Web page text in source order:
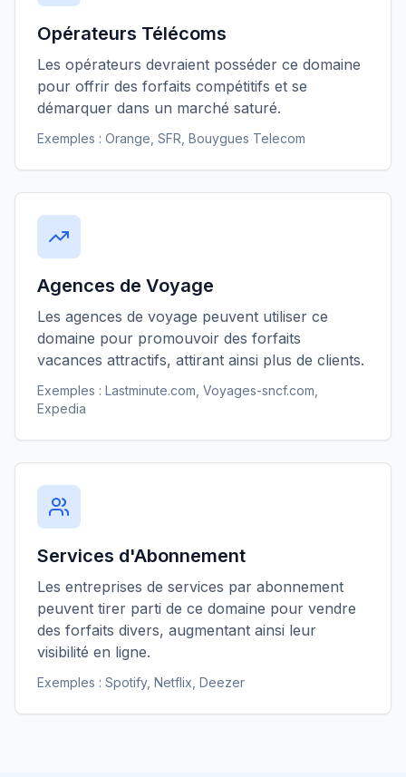
Opérateurs Télécoms
Les opérateurs devraient posséder ce domaine
pour offrir des forfaits compétitifs et se
démarquer dans un marché saturé.
Exemples : Orange, SFR, Bouygues Telecom
Agences de Voyage
Les agences de voyage peuvent utiliser ce
domaine pour promouvoir des forfaits
vacances attractifs, attirant ainsi plus de clients.
Exemples : Lastminute.com, Voyages-sncf.com,
Expedia
Services d'Abonnement
Les entreprises de services par abonnement
peuvent tirer parti de ce domaine pour vendre
des forfaits divers, augmentant ainsi leur
visibilité en ligne.
Exemples : Spotify, Netflix, Deezer